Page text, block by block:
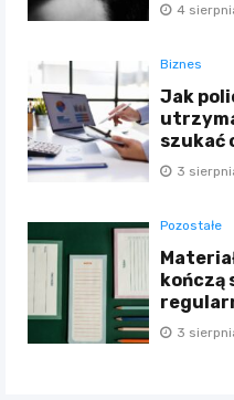
4
Biznes
Jak
szukać
3
Pozostałe
kończą
3